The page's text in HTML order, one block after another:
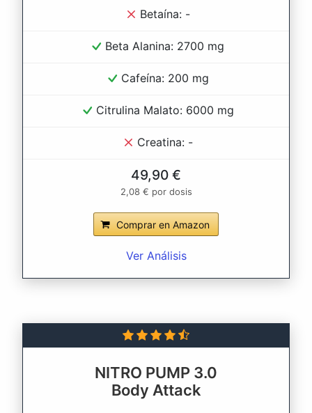
Betaína: -
Beta Alanina: 2700 mg
Cafeína: 200 mg
Citrulina Malato: 6000 mg
Creatina: -
49,90 €
2,08 € por dosis
Comprar en Amazon
Ver Análisis
NITRO PUMP 3.0
Body Attack